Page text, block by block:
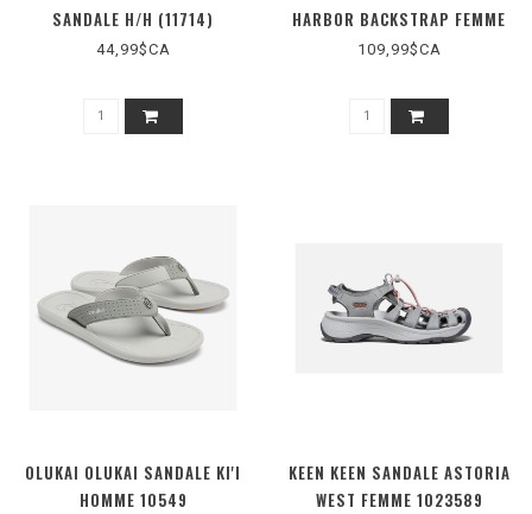
SANDALE H/H (11714)
44,99$CA
HARBOR BACKSTRAP FEMME
109,99$CA
OLUKAI OLUKAI SANDALE KI'I
HOMME 10549
KEEN KEEN SANDALE ASTORIA
WEST FEMME 1023589